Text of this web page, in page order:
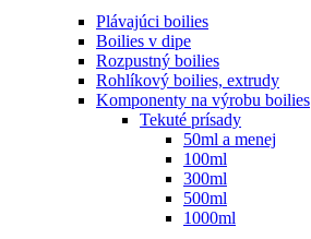
Plávajúci boilies
Boilies v dipe
Rozpustný boilies
Rohlíkový boilies, extrudy
Komponenty na výrobu boilies
Tekuté prísady
50ml a menej
100ml
300ml
500ml
1000ml